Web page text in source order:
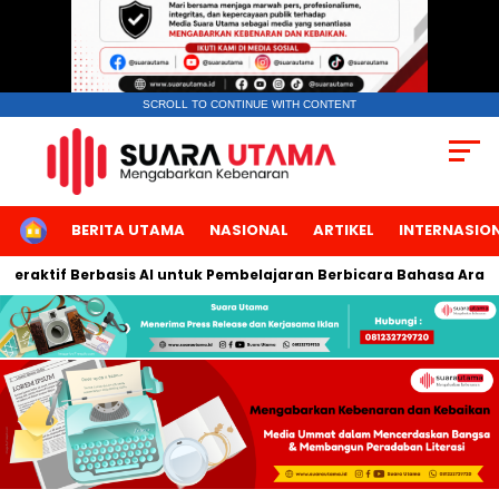
SCROLL TO CONTINUE WITH CONTENT
HOMEBERITA UTAMA NASIONAL ARTIKEL
Berbasis AI untuk Pembelajaran Berbicara Bahasa Arab